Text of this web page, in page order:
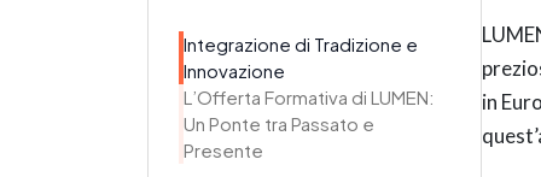
Integrazione di Tradizione e
Innovazione
L’Offerta Formativa di LUMEN:
Un Ponte tra Passato e
Presente
in